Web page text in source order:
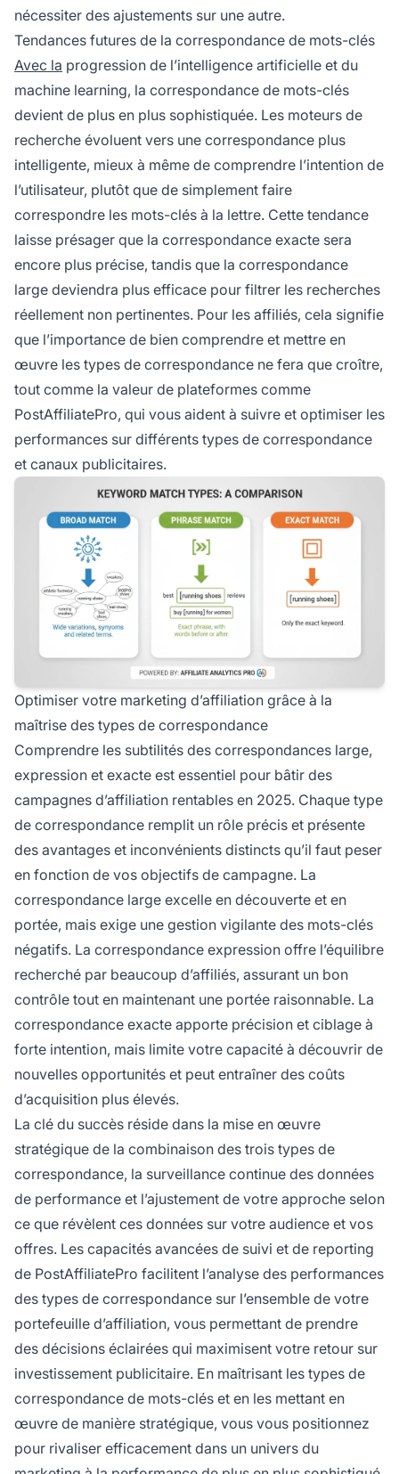
nécessiter des ajustements sur une autre.
Tendances futures de la correspondance de mots-clés
Avec la progression de l’intelligence artificielle et du
machine learning, la correspondance de mots-clés
devient de plus en plus sophistiquée. Les moteurs de
recherche évoluent vers une correspondance plus
intelligente, mieux à même de comprendre l’intention de
l’utilisateur, plutôt que de simplement faire
correspondre les mots-clés à la lettre. Cette tendance
laisse présager que la correspondance exacte sera
encore plus précise, tandis que la correspondance
large deviendra plus efficace pour filtrer les recherches
réellement non pertinentes. Pour les affiliés, cela signifie
que l’importance de bien comprendre et mettre en
œuvre les types de correspondance ne fera que croître,
tout comme la valeur de plateformes comme
PostAffiliatePro, qui vous aident à suivre et optimiser les
performances sur différents types de correspondance
et canaux publicitaires.
Optimiser votre marketing d’affiliation grâce à la
maîtrise des types de correspondance
Comprendre les subtilités des correspondances large,
expression et exacte est essentiel pour bâtir des
campagnes d’affiliation rentables en 2025. Chaque type
de correspondance remplit un rôle précis et présente
des avantages et inconvénients distincts qu’il faut peser
en fonction de vos objectifs de campagne. La
correspondance large excelle en découverte et en
portée, mais exige une gestion vigilante des mots-clés
négatifs. La correspondance expression offre l’équilibre
recherché par beaucoup d’affiliés, assurant un bon
contrôle tout en maintenant une portée raisonnable. La
correspondance exacte apporte précision et ciblage à
forte intention, mais limite votre capacité à découvrir de
nouvelles opportunités et peut entraîner des coûts
d’acquisition plus élevés.
La clé du succès réside dans la mise en œuvre
stratégique de la combinaison des trois types de
correspondance, la surveillance continue des données
de performance et l’ajustement de votre approche selon
ce que révèlent ces données sur votre audience et vos
offres. Les capacités avancées de suivi et de reporting
de PostAffiliatePro facilitent l’analyse des performances
des types de correspondance sur l’ensemble de votre
portefeuille d’affiliation, vous permettant de prendre
des décisions éclairées qui maximisent votre retour sur
investissement publicitaire. En maîtrisant les types de
correspondance de mots-clés et en les mettant en
œuvre de manière stratégique, vous vous positionnez
pour rivaliser efficacement dans un univers du